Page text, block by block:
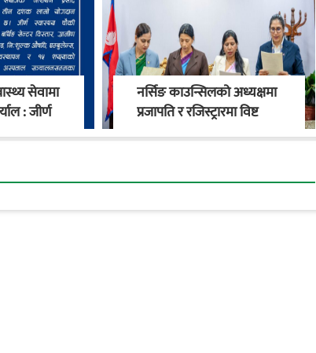
सेवामा
: जीर्ण
नर्सिङ काउन्सिलको अध्यक्षमा
प्रजापति र रजिस्ट्रारमा विष्ट
नियुक्त